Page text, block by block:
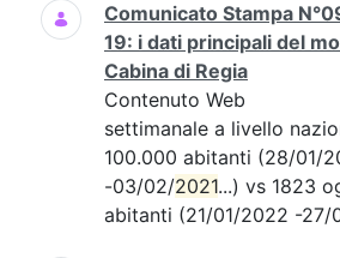
Comunicato Stampa
19: i dati principali del
Cabina di Regia
Contenuto Web
settimanale a livello
100.000 abitanti (28/01/
-03/02/2021...) vs 1823
abitanti (21/01/2022 -27/